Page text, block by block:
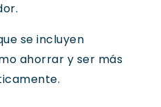
se incluyen
ahorrar y ser más